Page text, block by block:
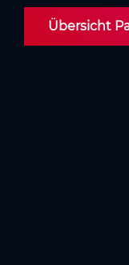
Übersicht